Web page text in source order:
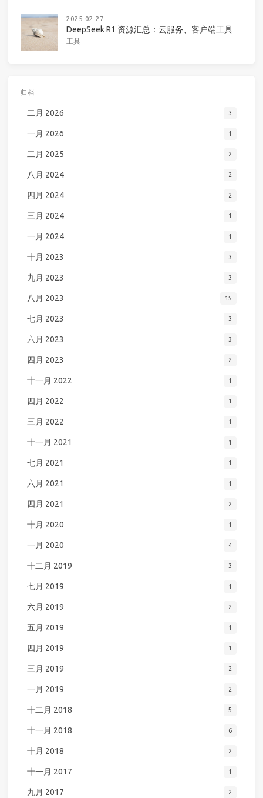
2025-02-27
DeepSeek R1 资源汇总：云服务、客户端工具
工具
归档
二月 2026 3
一月 2026 1
二月 2025 2
八月 2024 2
四月 2024 2
三月 2024 1
一月 2024 1
十月 2023 3
九月 2023 3
八月 2023 15
七月 2023 3
六月 2023 3
四月 2023 2
十一月 2022 1
四月 2022 1
三月 2022 1
十一月 2021 1
七月 2021 1
六月 2021 1
四月 2021 2
十月 2020 1
一月 2020 4
十二月 2019 3
七月 2019 1
六月 2019 2
五月 2019 1
四月 2019 1
三月 2019 2
一月 2019 2
十二月 2018 5
十一月 2018 6
十月 2018 2
十一月 2017 1
九月 2017 2